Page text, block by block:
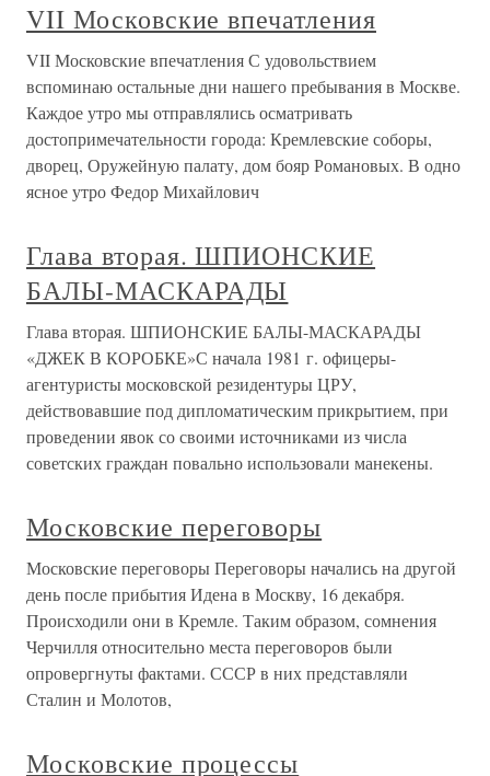
VII Московские впечатления
VII Московские впечатления С удовольствием
вспоминаю остальные дни нашего пребывания в Москве.
Каждое утро мы отправлялись осматривать
достопримечательности города: Кремлевские соборы,
дворец, Оружейную палату, дом бояр Романовых. В одно
ясное утро Федор Михайлович
Глава вторая. ШПИОНСКИЕ
БАЛЫ-МАСКАРАДЫ
Глава вторая. ШПИОНСКИЕ БАЛЫ-МАСКАРАДЫ
«ДЖЕК В КОРОБКЕ»С начала 1981 г. офицеры-
агентуристы московской резидентуры ЦРУ,
действовавшие под дипломатическим прикрытием, при
проведении явок со своими источниками из числа
советских граждан повально использовали манекены.
Московские переговоры
Московские переговоры Переговоры начались на другой
день после прибытия Идена в Москву, 16 декабря.
Происходили они в Кремле. Таким образом, сомнения
Черчилля относительно места переговоров были
опровергнуты фактами. СССР в них представляли
Сталин и Молотов,
Московские процессы